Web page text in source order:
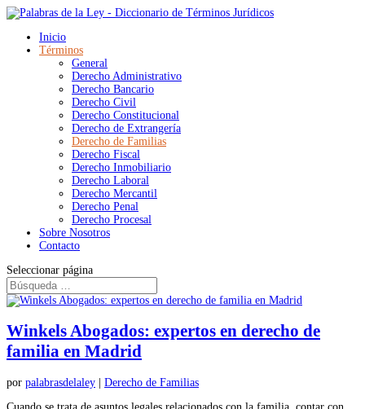
Inicio
Términos
General
Derecho Administrativo
Derecho Bancario
Derecho Civil
Derecho Constitucional
Derecho de Extrangería
Derecho de Familias
Derecho Fiscal
Derecho Inmobiliario
Derecho Laboral
Derecho Mercantil
Derecho Penal
Derecho Procesal
Sobre Nosotros
Contacto
Seleccionar página
Winkels Abogados: expertos en derecho de
familia en Madrid
por palabrasdelaley
Derecho de Familias